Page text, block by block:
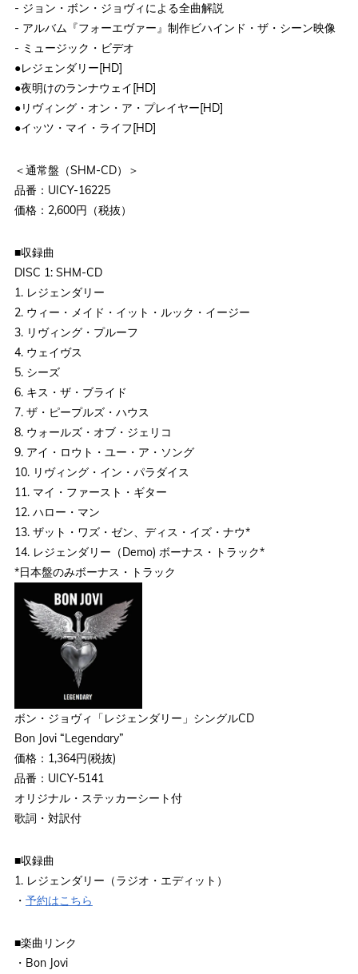
- ジョン・ボン・ジョヴィによる全曲解説
- アルバム『フォーエヴァー』制作ビハインド・ザ・シーン映像
- ミュージック・ビデオ
●レジェンダリー[HD]
●夜明けのランナウェイ[HD]
●リヴィング・オン・ア・プレイヤー[HD]
●イッツ・マイ・ライフ[HD]
＜通常盤（SHM-CD）＞
品番：UICY-16225
価格：2,600円（税抜）
■収録曲
DISC 1: SHM-CD
1. レジェンダリー
2. ウィー・メイド・イット・ルック・イージー
3. リヴィング・プルーフ
4. ウェイヴス
5. シーズ
6. キス・ザ・ブライド
7. ザ・ピープルズ・ハウス
8. ウォールズ・オブ・ジェリコ
9. アイ・ロウト・ユー・ア・ソング
10. リヴィング・イン・パラダイス
11. マイ・ファースト・ギター
12. ハロー・マン
13. ザット・ワズ・ゼン、ディス・イズ・ナウ*
14. レジェンダリー（Demo) ボーナス・トラック*
*日本盤のみボーナス・トラック
ボン・ジョヴィ「レジェンダリー」シングルCD
Bon Jovi “Legendary”
価格：1,364円(税抜)
品番：UICY-5141
オリジナル・ステッカーシート付
歌詞・対訳付
■収録曲
1. レジェンダリー（ラジオ・エディット）
・ 予約はこちら
■楽曲リンク
・Bon Jovi